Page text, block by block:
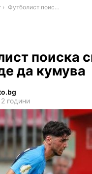
Футболист поиска смяна, за да отиде да кумува
поиска
да кумува
години